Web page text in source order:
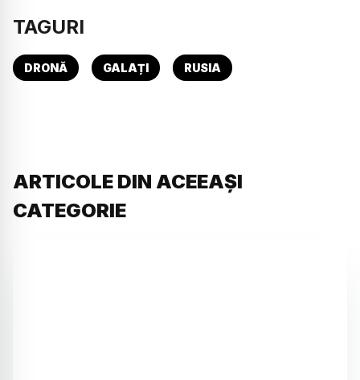
TAGURI
DRONĂ GALAȚI RUSIA
ARTICOLE DIN ACEEAȘI
CATEGORIE